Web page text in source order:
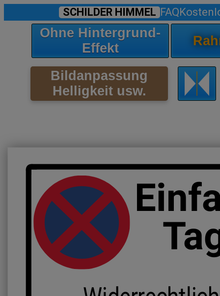
SCHILDER HIMMEL FAQ
Ohne Hintergrund-
Effekt
Bildanpassung
Helligkeit usw.